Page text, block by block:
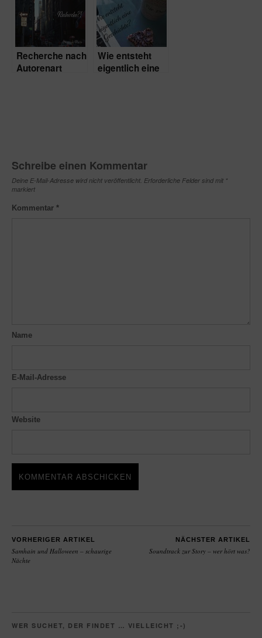
Recherche nach
Autorenart
Wie entsteht
eigentlich eine
Schreibe einen Kommentar
Deine E-Mail-Adresse wird nicht veröffentlicht. Erforderliche Felder sind mit *
markiert
Kommentar *
Name
E-Mail-Adresse
Website
VORHERIGER ARTIKEL
Samhain und Halloween – schaurige
Nächte
NÄCHSTER ARTIKEL
Soundtrack zur Story – wer hört was?
WER SUCHET, DER FINDET … VIELLEICHT ;-)